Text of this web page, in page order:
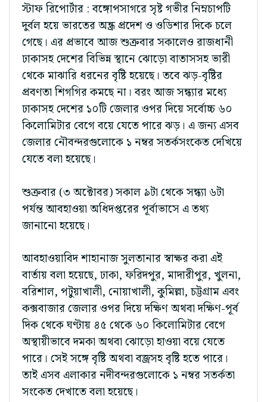
স্টাফ রিপোর্টার : বঙ্গোপসাগরে সৃষ্ট গভীর নিম্নচাপটি
দুর্বল হয়ে ভারতের অন্ধ্র প্রদেশ ও ওডিশার দিকে চলে
গেছে। এর প্রভাবে আজ শুক্রবার সকালেও রাজধানী
ঢাকাসহ দেশের বিভিন্ন স্থানে ঝোড়ো বাতাসসহ ভারী
থেকে মাঝারি ধরনের বৃষ্টি হয়েছে। তবে ঝড়-বৃষ্টির
প্রবণতা শিগগির কমছে না। বরং আজ সন্ধ্যার মধ্যে
ঢাকাসহ দেশের ১০টি জেলার ওপর দিয়ে সর্বোচ্চ ৬০
কিলোমিটার বেগে বয়ে যেতে পারে ঝড়। এ জন্য এসব
জেলার নৌবন্দরগুলোকে ১ নম্বর সতর্কসংকেত দেখিয়ে
যেতে বলা হয়েছে।
শুক্রবার (৩ অক্টোবর) সকাল ৯টা থেকে সন্ধ্যা ৬টা
পর্যন্ত আবহাওয়া অধিদপ্তরের পূর্বাভাসে এ তথ্য
জানানো হয়েছে।
আবহাওয়াবিদ শাহানাজ সুলতানার স্বাক্ষর করা এই
বার্তায় বলা হয়েছে, ঢাকা, ফরিদপুর, মাদারীপুর, খুলনা,
বরিশাল, পটুয়াখালী, নোয়াখালী, কুমিল্লা, চট্টগ্রাম এবং
কক্সবাজার জেলার ওপর দিয়ে দক্ষিণ অথবা দক্ষিণ-পূর্ব
দিক থেকে ঘণ্টায় ৪৫ থেকে ৬০ কিলোমিটার বেগে
অস্থায়ীভাবে দমকা অথবা ঝোড়ো হাওয়া বয়ে যেতে
পারে। সেই সঙ্গে বৃষ্টি অথবা বজ্রসহ বৃষ্টি হতে পারে।
তাই এসব এলাকার নদীবন্দরগুলোকে ১ নম্বর সতর্কতা
সংকেত দেখাতে বলা হয়েছে।